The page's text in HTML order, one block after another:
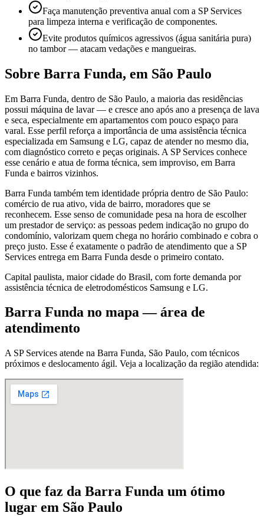
Faça manutenção preventiva anual com a SP Services
para limpeza interna e verificação de componentes.
Evite produtos químicos agressivos (água sanitária pura)
no tambor — atacam vedações e mangueiras.
Sobre Barra Funda, em São Paulo
Em Barra Funda, dentro de São Paulo, a maioria das residências
possui máquina de lavar — e cresce ano após ano a presença de lava
e seca, especialmente em apartamentos com pouco espaço para
varal. Esse perfil reforça a importância de uma assistência técnica
especializada em Samsung e LG, capaz de atender no mesmo dia,
com diagnóstico correto e peças originais. A SP Services conhece
esse cenário e atua de forma técnica, sem improviso, em Barra
Funda e bairros vizinhos.
Barra Funda também tem identidade própria dentro de São Paulo:
comércio de rua ativo, vida de bairro, moradores que se
reconhecem. Esse senso de comunidade pesa na hora de escolher
um prestador de serviço: as pessoas pedem indicação no grupo do
condomínio, valorizam quem chega no horário combinado e cobra o
preço justo. Esse é exatamente o padrão de atendimento que a SP
Services entrega em Barra Funda desde o primeiro contato.
Capital paulista, maior cidade do Brasil, com forte demanda por
assistência técnica de eletrodomésticos Samsung e LG.
Barra Funda no mapa — área de
atendimento
A SP Services atende na Barra Funda, São Paulo, com técnicos
próximos e deslocamento ágil. Veja a localização da região atendida:
O que faz da Barra Funda um ótimo
lugar em São Paulo